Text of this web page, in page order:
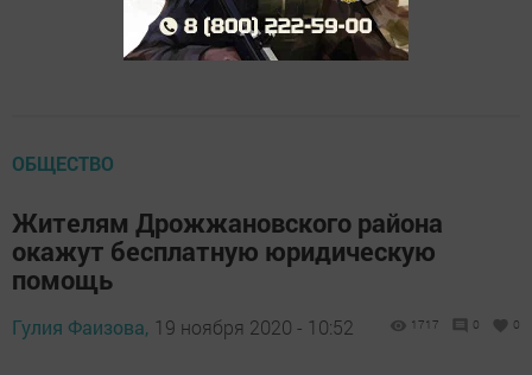
ОБЩЕСТВО
Жителям Дрожжановского района
окажут бесплатную юридическую
помощь
Гулия Фаизова, 19 ноября 2020 - 10:52 1717 0 0